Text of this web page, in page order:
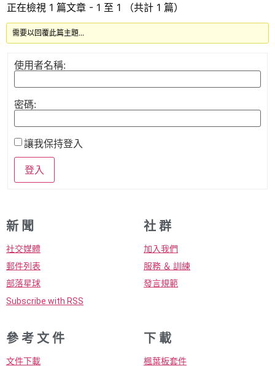
正在檢視 1 篇文章 - 1 至 1 （共計 1 篇）
需要以回覆此篇主題...
使用者名稱:
密碼:
讓我保持登入
登入
新 聞
社交媒體
郵件列表
部落星球
Subscribe with RSS
社 群
加入我們
服務 ＆ 訓練
發言規範
參 考 文 件
文件下載
下 載
楓葉板套件